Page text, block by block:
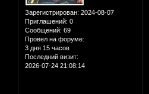
Зарегистрирован: 2024-08-07
Приглашений: 0
Сообщений: 69
Провел на форуме:
3 дня 15 часов
Последний визит:
2026-07-24 21:08:14